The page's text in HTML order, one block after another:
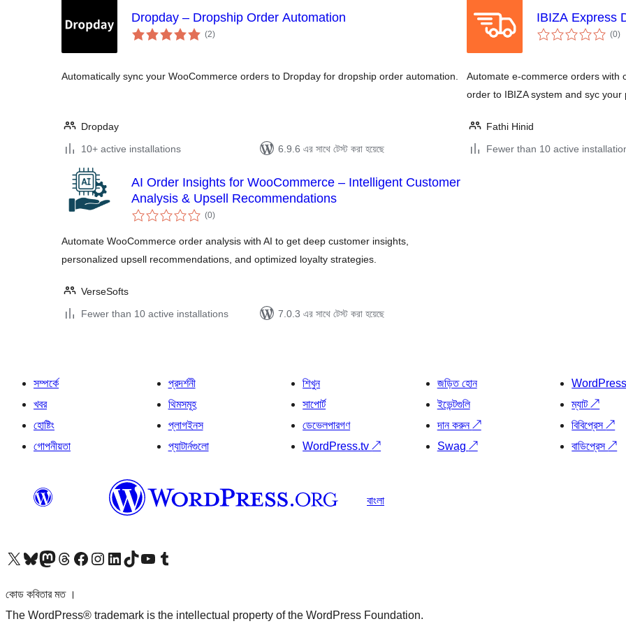
Dropday – Dropship Order Automation
(2total
ratings
)
Automatically sync your WooCommerce orders to Dropday for dropship order automation.
Dropday
10+ active installations
6.9.6 এর সাথে টেস্ট করা হয়েছে
IBIZA Express
(0)
Automate e-commerce orders with
order to IBIZA system and syc your
Fathi Hinid
Fewer than 10 active
AI Order Insights for WooCommerce – Intelligent Customer
Analysis & Upsell Recommendations
(0total
ratings
)
Automate WooCommerce order analysis with AI to get deep customer insights,
personalized upsell recommendations, and optimized loyalty strategies.
VerseSofts
Fewer than 10 active installations
7.0.3 এর সাথে টেস্ট করা হয়েছে
সম্পর্কে
খবর
হোষ্টিং
গোপনীয়তা
প্রদর্শনী
থিমসমূহ
প্লাগইনস
প্যাটার্নগুলো
শিখুন
সাপোর্ট
ডেভেলপারগণ
WordPress.tv↗
জড়িত হোন
ইভেন্টগুলি
দান করুন↗
Swag ↗
ম্যাট↗
বিবিপ্রেস↗
বাডিপ্রেস↗
বাংলা
আমাদের X (আগের টুইটার) অ্যাকাউন্টে যানআমাদের Bluesky অ্যাকাউন্টটি দেখুনআমাদের মাস্টোডন অ্যাকাউন্টটি দেখুনআমাদের থ্রেডস অ্যাকাউন্টটি দেখুনআমাদের ফেসবুক পেজ দেখুনআমাদের ইন্সটাগ্রাম অ্যাকাউন্ট দেখুনআমাদের লিঙ্কডইন অ্যাকাউন্টে যানআমাদের TikTok অ্যাকাউন্টটি দেখুনআমাদের ইউটিউব চ্যানেলে যান আমাদের টাম্বলার অ্যাকাউন্ট দেখুন
কোড কবিতার মত ।
The WordPress® trademark is the intellectual property of the WordPress Foundation.